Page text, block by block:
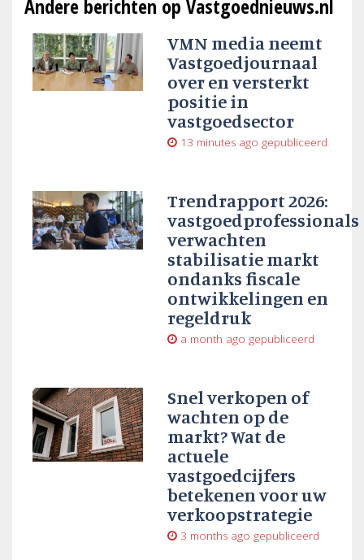
Andere berichten op Vastgoednieuws.nl
VMN media neemt
Vastgoedjournaal
over en versterkt
positie in
vastgoedsector
13 minutes ago gepubliceerd
Trendrapport 2026:
vastgoedprofessionals
verwachten
stabilisatie markt
ondanks fiscale
ontwikkelingen en
regeldruk
a month ago gepubliceerd
Snel verkopen of
wachten op de
markt? Wat de
actuele
vastgoedcijfers
betekenen voor uw
verkoopstrategie
3 months ago gepubliceerd